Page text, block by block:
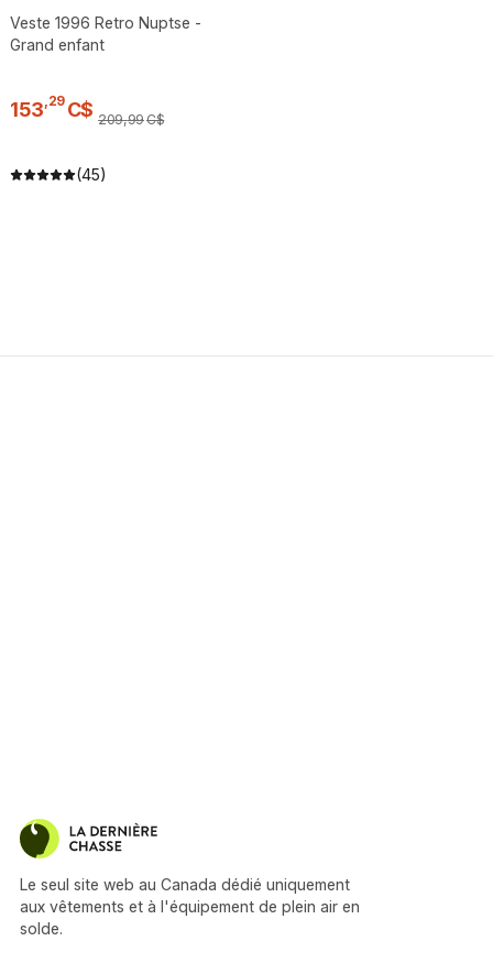
Veste 1996 Retro Nuptse -
Grand enfant
153 29 C$ 209,99C$
(45)
Le seul site web au Canada dédié uniquement
aux vêtements et à l'équipement de plein air en
solde.